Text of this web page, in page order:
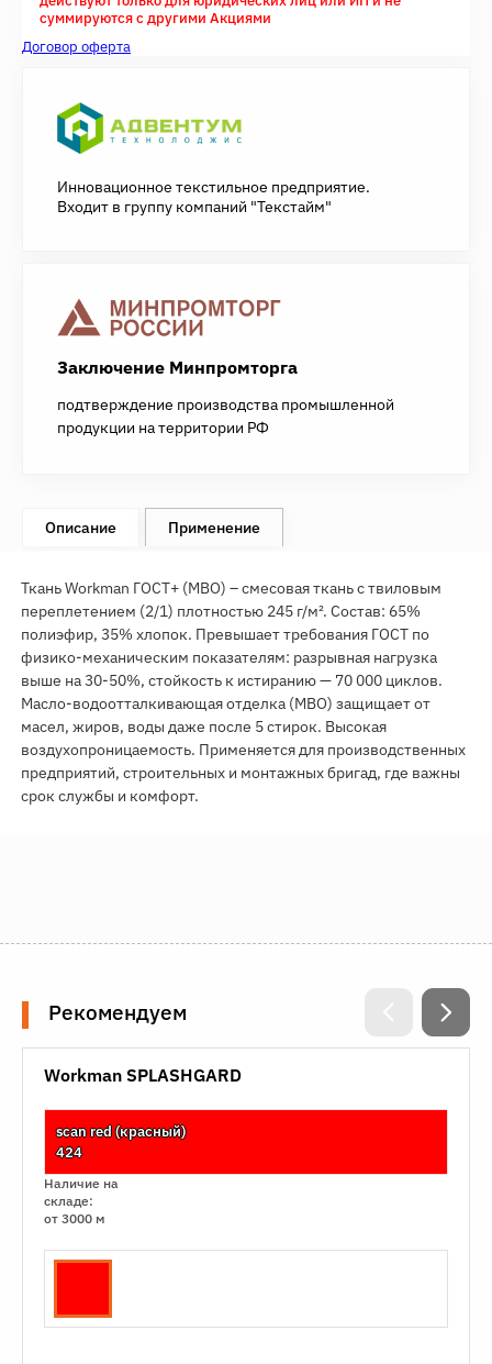
суммируются с другими Акциями
Договор оферта
Инновационное текстильное предприятие.
Входит в группу компаний "Текстайм"
Заключение Минпромторга
подтверждение производства промышленной
продукции на территории РФ
Описание Применение
Ткань Workman ГОСТ+ (МВО) – смесовая ткань с твиловым
переплетением (2/1) плотностью 245 г/м². Состав: 65%
полиэфир, 35% хлопок. Превышает требования ГОСТ по
физико-механическим показателям: разрывная нагрузка
выше на 30-50%, стойкость к истиранию — 70 000 циклов.
Масло-водоотталкивающая отделка (МВО) защищает от
масел, жиров, воды даже после 5 стирок. Высокая
воздухопроницаемость. Применяется для производственных
предприятий, строительных и монтажных бригад, где важны
срок службы и комфорт.
Рекомендуем
Workman SPLASHGARD
scan red (красный)
424
Наличие на
складе:
от 3000 м